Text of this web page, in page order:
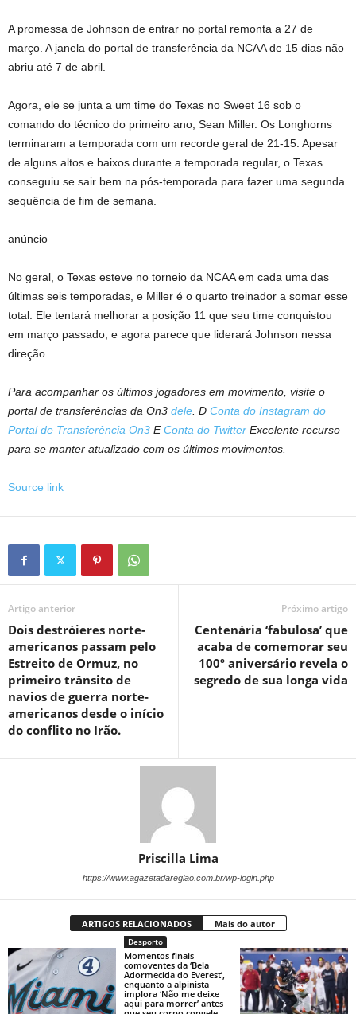
A promessa de Johnson de entrar no portal remonta a 27 de
março. A janela do portal de transferência da NCAA de 15 dias não
abriu até 7 de abril.
Agora, ele se junta a um time do Texas no Sweet 16 sob o
comando do técnico do primeiro ano, Sean Miller. Os Longhorns
terminaram a temporada com um recorde geral de 21-15. Apesar
de alguns altos e baixos durante a temporada regular, o Texas
conseguiu se sair bem na pós-temporada para fazer uma segunda
sequência de fim de semana.
anúncio
No geral, o Texas esteve no torneio da NCAA em cada uma das
últimas seis temporadas, e Miller é o quarto treinador a somar esse
total. Ele tentará melhorar a posição 11 que seu time conquistou
em março passado, e agora parece que liderará Johnson nessa
direção.
Para acompanhar os últimos jogadores em movimento, visite o
portal de transferências da On3 dele . D Conta do Instagram do
Portal de Transferência On3 EConta do Twitter Excelente recurso
para se manter atualizado com os últimos movimentos.
Source link
Artigo anterior
Dois destróieres norte-
americanos passam pelo
Estreito de Ormuz, no
primeiro trânsito de
navios de guerra norte-
americanos desde o início
do conflito no Irão.
Próximo artigo
Centenária ‘fabulosa’ que
acaba de comemorar seu
100º aniversário revela o
segredo de sua longa vida
Priscilla Lima
https://www.agazetadaregiao.com.br/wp-login.php
ARTIGOS RELACIONADOS Mais do autor
Desporto
Momentos finais
comoventes da ‘Bela
Adormecida do Everest’,
enquanto a alpinista
implora ‘Não me deixe
aqui para morrer’ antes